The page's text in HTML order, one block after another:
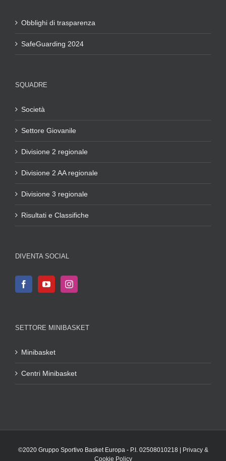
Obblighi di trasparenza
SafeGuarding 2024
SQUADRE
Società
Settore Giovanile
Divisione 2 regionale
Divisione 2 AA regionale
Divisione 3 regionale
Risultati e Classifiche
DIVENTA SOCIAL
SETTORE MINIBASKET
Minibasket
Centri Minibasket
©2020 Gruppo Sportivo Basket Europa - P.I. 02508010218 |
Privacy &
Cookie Policy